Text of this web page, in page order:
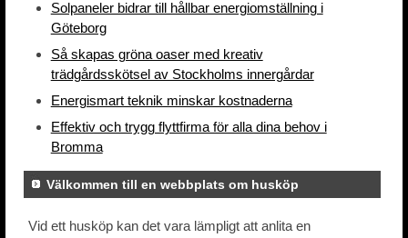
Solpaneler bidrar till hållbar energiomställning i
Göteborg
Så skapas gröna oaser med kreativ
trädgårdsskötsel av Stockholms innergårdar
Energismart teknik minskar kostnaderna
Effektiv och trygg flyttfirma för alla dina behov i
Bromma
Välkommen till en webbplats om husköp
Vid ett husköp kan det vara lämpligt att anlita en